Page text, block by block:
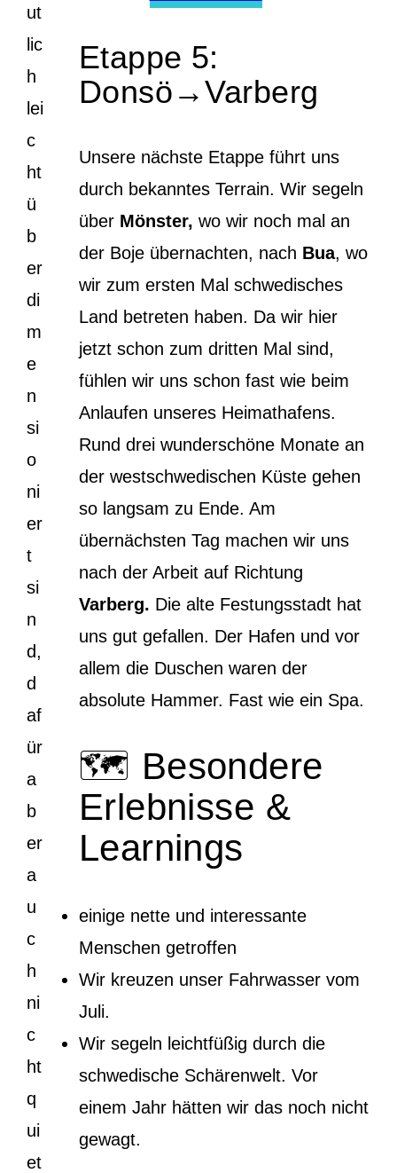
ut
lic
h
lei
c
ht
ü
b
er
di
m
e
n
si
o
ni
er
t
si
n
d,
d
af
ür
a
b
er
a
u
c
h
ni
c
ht
q
ui
et
Etappe 5:
Donsö→Varberg
Unsere nächste Etappe führt uns
durch bekanntes Terrain. Wir segeln
über Mönster, wo wir noch mal an
der Boje übernachten, nach Bua, wo
wir zum ersten Mal schwedisches
Land betreten haben. Da wir hier
jetzt schon zum dritten Mal sind,
fühlen wir uns schon fast wie beim
Anlaufen unseres Heimathafens.
Rund drei wunderschöne Monate an
der westschwedischen Küste gehen
so langsam zu Ende. Am
übernächsten Tag machen wir uns
nach der Arbeit auf Richtung
Varberg. Die alte Festungsstadt hat
uns gut gefallen. Der Hafen und vor
allem die Duschen waren der
absolute Hammer. Fast wie ein Spa.
🗺️ Besondere
Erlebnisse &
Learnings
einige nette und interessante
Menschen getroffen
Wir kreuzen unser Fahrwasser vom
Juli.
Wir segeln leichtfüßig durch die
schwedische Schärenwelt. Vor
einem Jahr hätten wir das noch nicht
gewagt.